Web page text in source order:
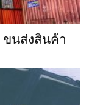
ขนส่งสินค้า